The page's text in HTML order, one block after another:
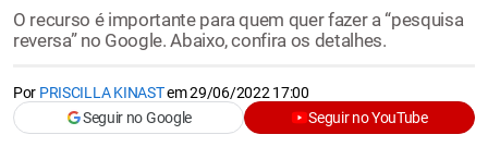
O recurso é importante para quem quer fazer a “pesquisa
reversa” no Google. Abaixo, confira os detalhes.
Por PRISCILLA KINASTem29/06/2022 17:00
Seguir no Google
Seguir no YouTube